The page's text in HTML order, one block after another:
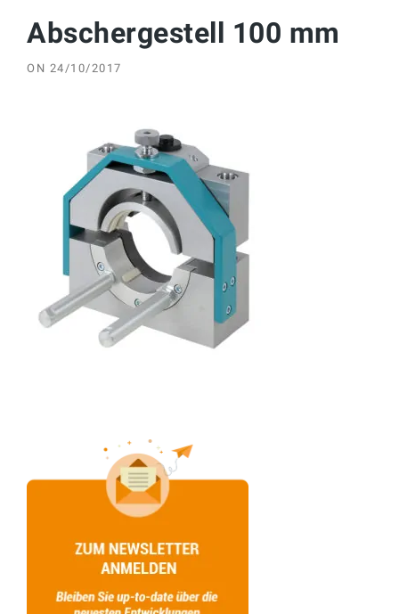
Abschergestell 100 mm
ON 24/10/2017